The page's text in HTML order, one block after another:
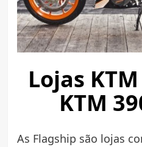
Lojas
KTM
As Flagship são lojas